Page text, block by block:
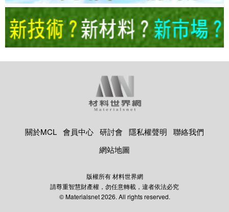
關於MCL 會員中心 研討會 隱私權聲明
聯絡我們
網站地圖
版權所有 材料世界網
請尊重智慧財產權，勿任意轉載，違者依法必究
© Materialsnet 2026. All rights reserved.